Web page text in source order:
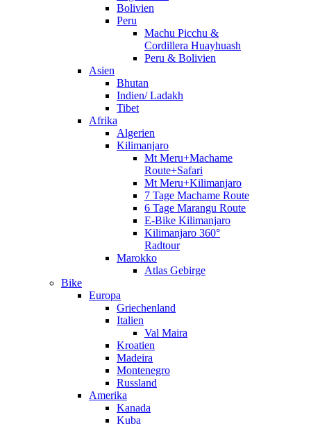
Bolivien
Peru
Machu Picchu &
Cordillera Huayhuash
Peru & Bolivien
Asien
Bhutan
Indien/ Ladakh
Tibet
Afrika
Algerien
Kilimanjaro
Mt Meru+Machame
Route+Safari
Mt Meru+Kilimanjaro
7 Tage Machame Route
6 Tage Marangu Route
E-Bike Kilimanjaro
Kilimanjaro 360°
Radtour
Marokko
Atlas Gebirge
Bike
Europa
Griechenland
Italien
Val Maira
Kroatien
Madeira
Montenegro
Russland
Amerika
Kanada
Kuba